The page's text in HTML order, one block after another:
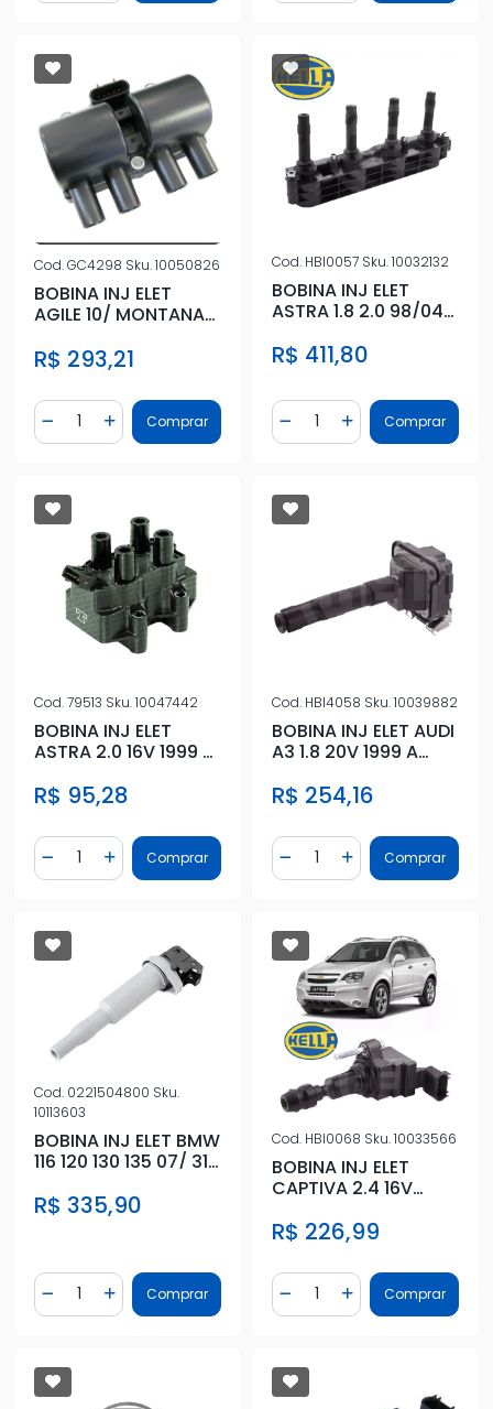
Cod.GC4298 Sku.10050826
BOBINA INJ ELET
AGILE 10/ MONTANA
13/
R$ 293,21
Diminuir Quantidade
Quantidade
Adicionar Quantidade
Comprar
Cod. HBI0057 Sku.10032132
BOBINA INJ ELET
ASTRA 1.8 2.0 98/04
97/05
R$ 411,80
Diminuir Quantidade
Quantidade
AdicionarComprar
Cod.79513 Sku.10047442
BOBINA INJ ELET
ASTRA 2.0 16V 1999 A
R$ 95,28
Diminuir Quantidade
Quantidade
Adicionar Quantidade
Comprar
Cod. HBI4058 Sku.10039882
BOBINA INJ ELET AUDI
A3 1.8 20V 1999 A
R$ 254,16
Diminuir Quantidade
Quantidade
AdicionarComprar
Cod. 0221504800 Sku.
10113603
BOBINA INJ ELET BMW
116 120 130 135 07/ 316
R$ 335,90
Diminuir Quantidade
Quantidade
Adicionar Quantidade
Comprar
Cod. HBI0068 Sku.10033566
BOBINA INJ ELET
CAPTIVA 2.4 16V
R$ 226,99
Diminuir Quantidade
Quantidade
AdicionarComprar